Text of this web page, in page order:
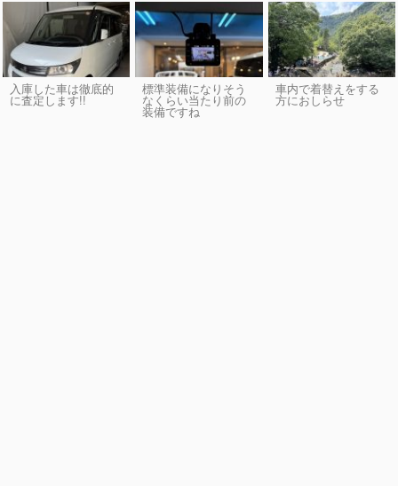
入庫した車は徹底的
に査定します!!
標準装備になりそう
なくらい当たり前の
装備ですね
車内で着替えをする
方におしらせ